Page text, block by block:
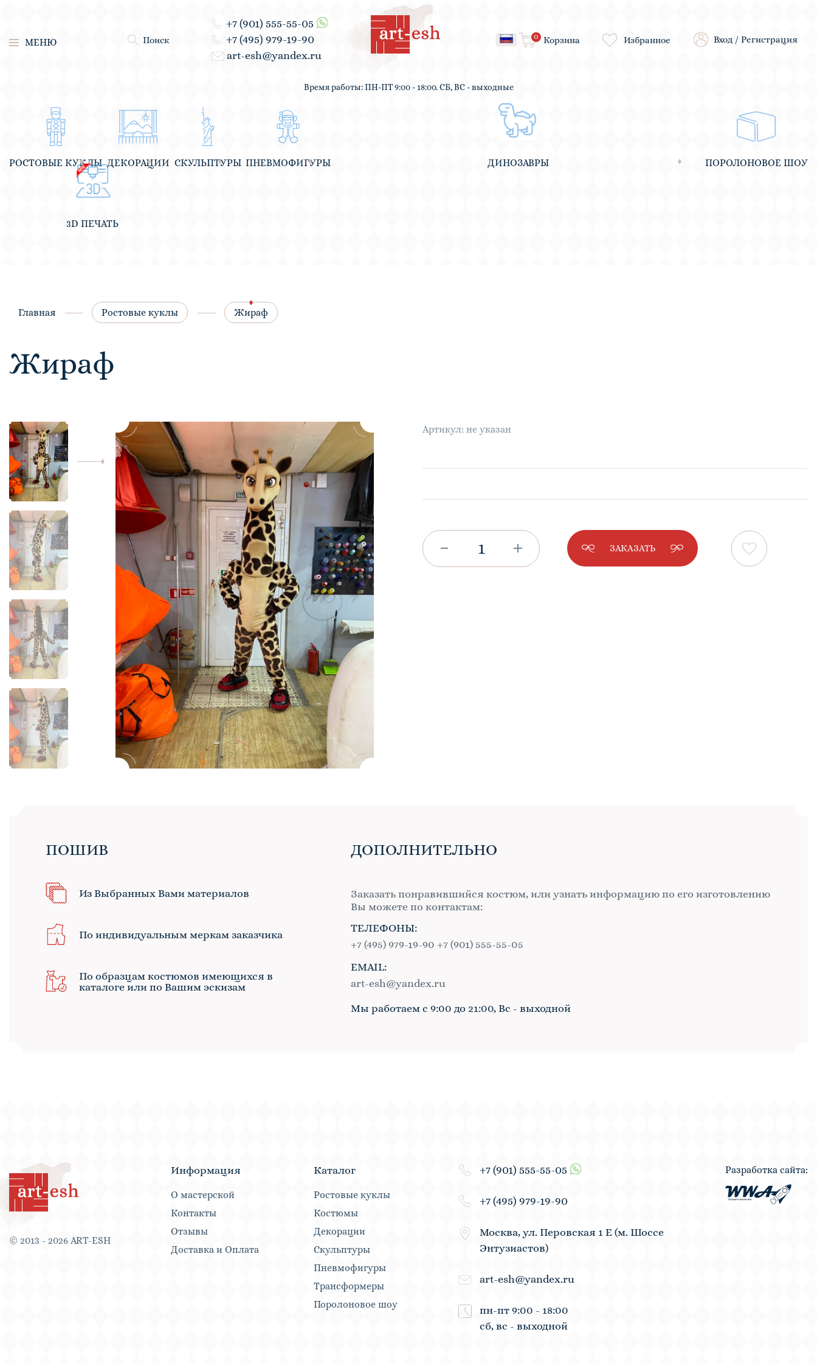
МЕНЮ Поиск
+7 (901) 555-55-05
+7 (495) 979-19-90
art-esh@yandex.ru
Корзина
0 Избранное Вход / Регистрация
Время работы: ПН-ПТ 9:00 - 18:00. СБ, ВС - выходные
РОСТОВЫЕ КУКЛЫ ДЕКОРАЦИИ СКУЛЬПТУРЫ ПНЕВМОФИГУРЫ ДИНОЗАВРЫ ПОРОЛОНОВОЕ ШОУ
3D ПЕЧАТЬ
Главная Ростовые куклы Жираф
Жираф
Артикул: не указан
ЗАКАЗАТЬ
ПОШИВ
Из Выбранных Вами материалов
По индивидуальным меркам заказчика
По образцам костюмов имеющихся в
каталоге или по Вашим эскизам
ДОПОЛНИТЕЛЬНО
Заказать понравившийся костюм, или узнать информацию по его изготовлению
Вы можете по контактам:
ТЕЛЕФОНЫ:
+7 (495) 979-19-90 +7 (901) 555-55-05
EMAIL:
art-esh@yandex.ru
Мы работаем с 9:00 до 21:00, Вс - выходной
© 2013 - 2026 ART-ESH
Информация
О мастерской
Контакты
Отзывы
Доставка и Оплата
Каталог
Ростовые куклы
Костюмы
Декорации
Скульптуры
Пневмофигуры
Трансформеры
Поролоновое шоу
+7 (901) 555-55-05
+7 (495) 979-19-90
Москва, ул. Перовская 1 Е (м. Шоссе
Энтузиастов)
art-esh@yandex.ru
пн-пт 9:00 - 18:00
сб, вс - выходной
Разработка сайта: